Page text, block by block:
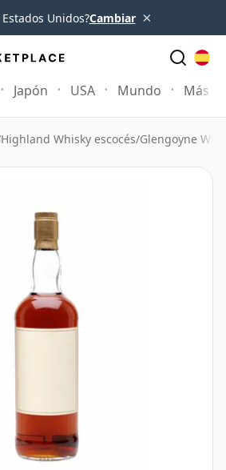
Unidos?Cambiar ×
Japón USA Mundo Más
Highland Whisky escocés/Glengoyne